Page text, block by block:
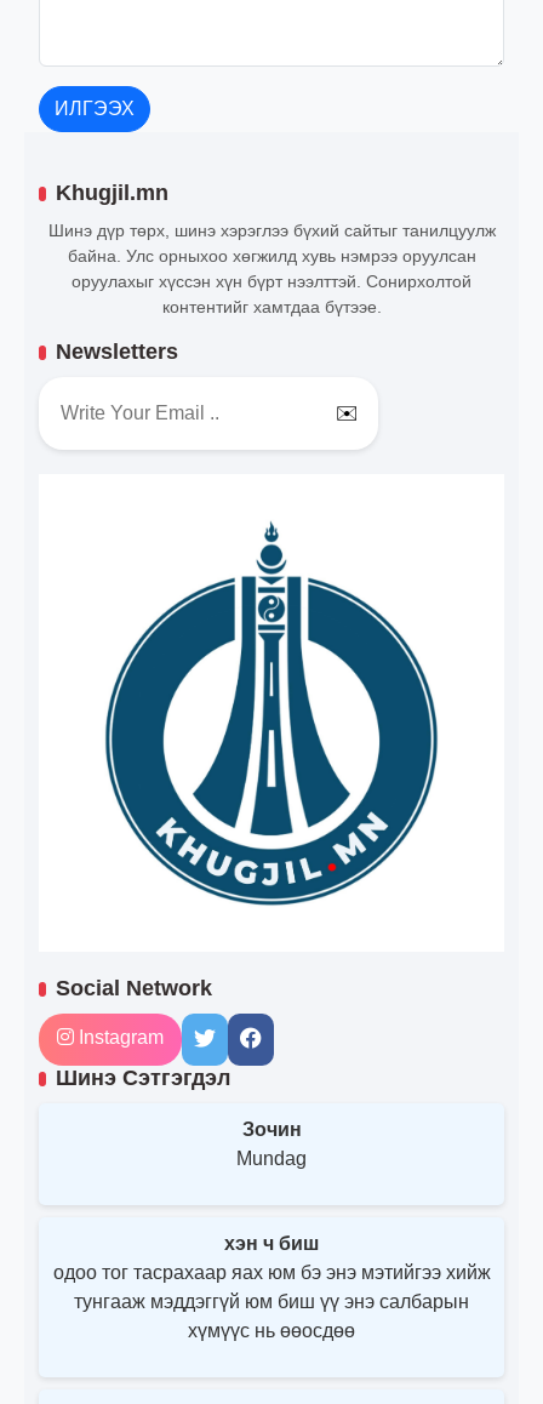
ИЛГЭЭХ
Khugjil.mn
Шинэ дүр төрх, шинэ хэрэглээ бүхий сайтыг танилцуулж
байна. Улс орныхоо хөгжилд хувь нэмрээ оруулсан
оруулахыг хүссэн хүн бүрт нээлттэй. Сонирхолтой
контентийг хамтдаа бүтээе.
Newsletters
✉️
Social Network
Instagram
Шинэ Сэтгэгдэл
Зочин
Mundag
хэн ч биш
одоо тог тасрахаар яах юм бэ энэ мэтийгээ хийж
тунгааж мэддэггүй юм биш үү энэ салбарын
хүмүүс нь өөосдөө